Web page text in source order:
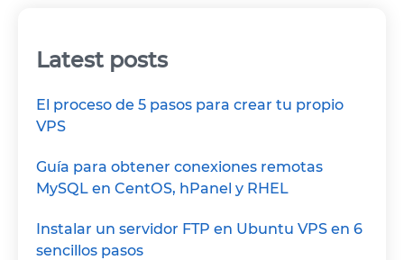
Latest posts
El proceso de 5 pasos para crear tu propio
VPS
Guía para obtener conexiones remotas
MySQL en CentOS, hPanel y RHEL
Instalar un servidor FTP en Ubuntu VPS en 6
sencillos pasos